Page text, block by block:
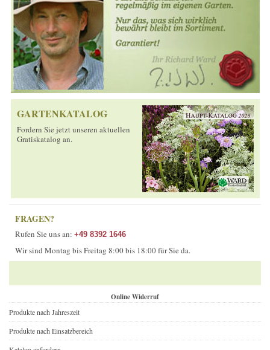
GARTENKATALOG
Fordern Sie jetzt unseren aktuellen
Gratiskatalog an.
FRAGEN?
Rufen Sie uns an: +49 8392 1646
Wir sind Montag bis Freitag 8:00 bis 18:00 für Sie da.
Online Widerruf
Produkte nach Jahreszeit
Produkte nach Einsatzbereich